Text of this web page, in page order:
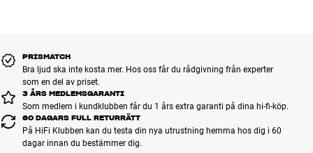
PRISMATCH
Bra ljud ska inte kosta mer. Hos oss får du rådgivning från experter
som en del av priset.
3 ÅRS MEDLEMSGARANTI
Som medlem i kundklubben får du 1 års extra garanti på dina hi-fi-köp.
60 DAGARS FULL RETURRÄTT
På HiFi Klubben kan du testa din nya utrustning hemma hos dig i 60
dagar innan du bestämmer dig.